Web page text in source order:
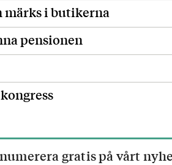
märks i butikerna
pensionen
gratis på vårt